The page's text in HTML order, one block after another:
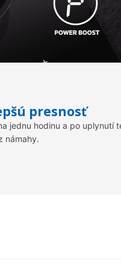
presnosť
jednu hodinu a po uplynutí
námahy.